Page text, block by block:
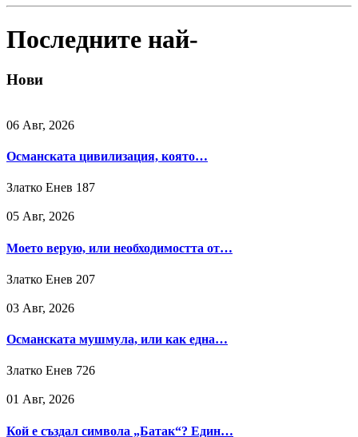
Последните най-
Нови
06 Авг, 2026
Османската цивилизация, която…
Златко Енев 187
05 Авг, 2026
Моето верую, или необходимостта от…
Златко Енев 207
03 Авг, 2026
Османската мушмула, или как една…
Златко Енев 726
01 Авг, 2026
Кой е създал символа „Батак“? Един…